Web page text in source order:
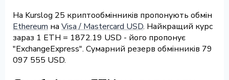
На Kurslog 25 криптообмінників пропонують обмін
Ethereum на Visa / Mastercard USD. Найкращий курс
зараз 1 ETH = 1872.19 USD - його пропонує
"ExchangeExpress". Сумарний резерв обмінників 79
097 555 USD.